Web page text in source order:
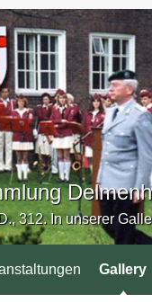
312. In unserer
Gallery